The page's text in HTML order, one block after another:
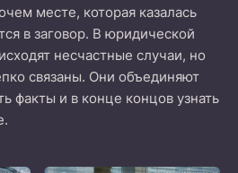
месте, которая казалась
в заговор. В юридической
несчастные случаи, но
связаны. Они объединяют
факты и в конце концов узнать